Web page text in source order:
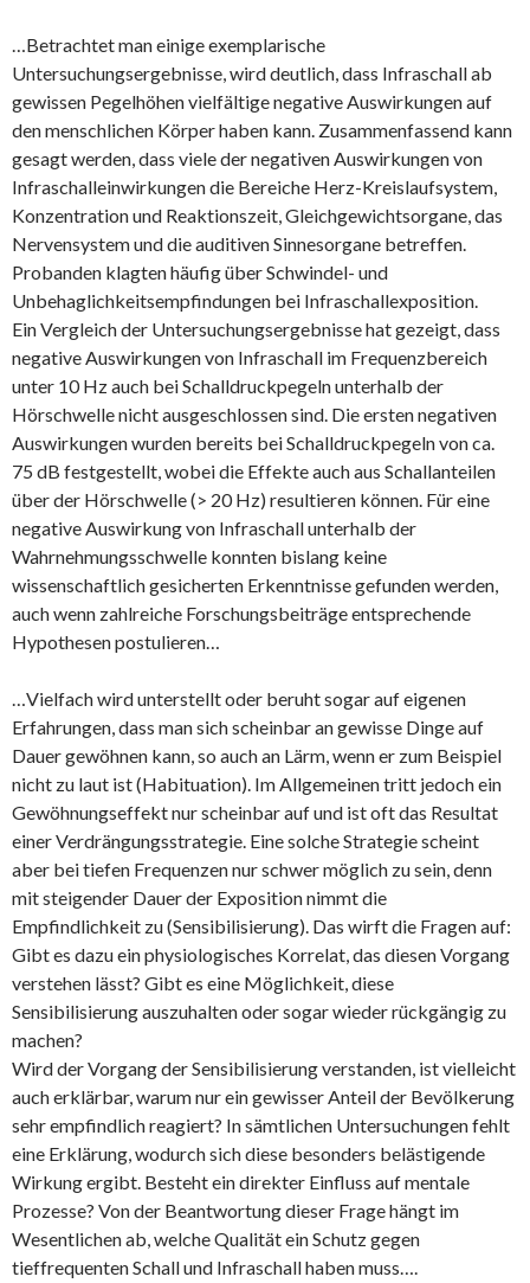
…Betrachtet man einige exemplarische
Untersuchungsergebnisse, wird deutlich, dass Infraschall ab
gewissen Pegelhöhen vielfältige negative Auswirkungen auf
den menschlichen Körper haben kann. Zusammenfassend kann
gesagt werden, dass viele der negativen Auswirkungen von
Infraschalleinwirkungen die Bereiche Herz-Kreislaufsystem,
Konzentration und Reaktionszeit, Gleichgewichtsorgane, das
Nervensystem und die auditiven Sinnesorgane betreffen.
Probanden klagten häufig über Schwindel- und
Unbehaglichkeitsempfindungen bei Infraschallexposition.
Ein Vergleich der Untersuchungsergebnisse hat gezeigt, dass
negative Auswirkungen von Infraschall im Frequenzbereich
unter 10 Hz auch bei Schalldruckpegeln unterhalb der
Hörschwelle nicht ausgeschlossen sind. Die ersten negativen
Auswirkungen wurden bereits bei Schalldruckpegeln von ca.
75 dB festgestellt, wobei die Effekte auch aus Schallanteilen
über der Hörschwelle (> 20 Hz) resultieren können. Für eine
negative Auswirkung von Infraschall unterhalb der
Wahrnehmungsschwelle konnten bislang keine
wissenschaftlich gesicherten Erkenntnisse gefunden werden,
auch wenn zahlreiche Forschungsbeiträge entsprechende
Hypothesen postulieren…
…Vielfach wird unterstellt oder beruht sogar auf eigenen
Erfahrungen, dass man sich scheinbar an gewisse Dinge auf
Dauer gewöhnen kann, so auch an Lärm, wenn er zum Beispiel
nicht zu laut ist (Habituation). Im Allgemeinen tritt jedoch ein
Gewöhnungseffekt nur scheinbar auf und ist oft das Resultat
einer Verdrängungsstrategie. Eine solche Strategie scheint
aber bei tiefen Frequenzen nur schwer möglich zu sein, denn
mit steigender Dauer der Exposition nimmt die
Empfindlichkeit zu (Sensibilisierung). Das wirft die Fragen auf:
Gibt es dazu ein physiologisches Korrelat, das diesen Vorgang
verstehen lässt? Gibt es eine Möglichkeit, diese
Sensibilisierung auszuhalten oder sogar wieder rückgängig zu
machen?
Wird der Vorgang der Sensibilisierung verstanden, ist vielleicht
auch erklärbar, warum nur ein gewisser Anteil der Bevölkerung
sehr empfindlich reagiert? In sämtlichen Untersuchungen fehlt
eine Erklärung, wodurch sich diese besonders belästigende
Wirkung ergibt. Besteht ein direkter Einfluss auf mentale
Prozesse? Von der Beantwortung dieser Frage hängt im
Wesentlichen ab, welche Qualität ein Schutz gegen
tieffrequenten Schall und Infraschall haben muss….